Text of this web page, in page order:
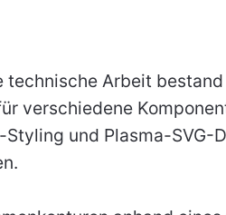
technische Arbeit
verschiedene
und Plasma-SVG-